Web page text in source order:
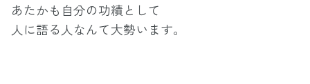
あたかも自分の功績として
人に語る人なんて大勢います。